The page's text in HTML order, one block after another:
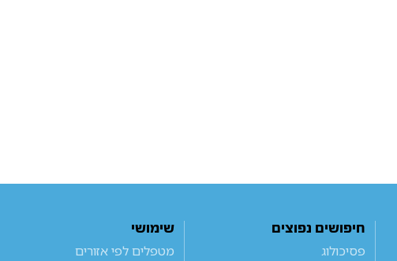
חיפושים נפוצים
פסיכולוג
שימושי
מטפלים לפי אזורים